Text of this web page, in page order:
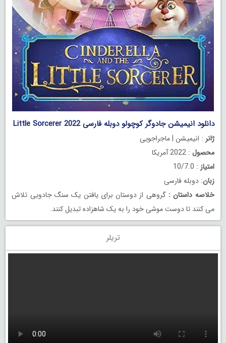
دانلود انیمیشن جادوگر کوچولو دوبله فارسی Little Sorcerer 2022
ژانر : انیمیشن | ماجراجویی
محصول : 2022 آمریکا
امتیاز : 10/7.0
زبان: دوبله فارسی
خلاصه داستان : گروهی از دوستان برای یافتن یک سنگ جادویی تلاش
می کنند تا دوست موشی خود را به یک شاهزاده تبدیل کنند.
تریلر